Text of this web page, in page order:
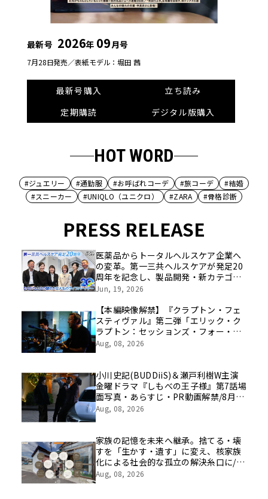
最新号 2026年 09月号
7月28日発売／表紙モデル：堀田 茜
最新号購入
立ち読み
定期購読
デジタル版購入
HOT WORD
#ジュエリー #通勤服 #お呼ばれコーデ #旅コーデ
#結婚
#スニーカー
#UNIQLO（ユニクロ） #ZARA #骨格診断
PRESS RELEASE
医薬品からトータルヘルスケア企業へ
の変革。第一三共ヘルスケアが発足20
周年を記念し、製品開発・新カテゴリ
挑戦の舞台や旧社統合時のエピソード
像を公開！
Jun, 19, 2026
【本編映像解禁】『クラプトン・フェ
スティヴァル』第二弾「エリック・ク
ラプトン：セッションズ・フォー・ロ
バート・ジョンソン2004」8/21（金）
Aug, 08, 2026
小川史記(BUDDiiS)＆瀬戸利樹W主演
金曜ドラマ『しもべの王子様』第7話場
面写真・あらすじ・PR動画解禁/8月14
日(金)よる11時～放送
Aug, 08, 2026
家族の記憶を未来へ継承。捨てる・壊
すを「生かす・遺す」に変え、核家族
化による社会的な孤立の解決糸口に/家
族の思い出をVRで保存する「ハウスト
Aug, 08, 2026